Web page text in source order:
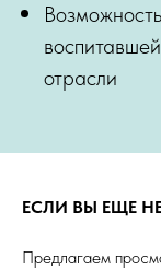
отрасли
ЕСЛИ ВЫ ЕЩЕ
Предлагаем